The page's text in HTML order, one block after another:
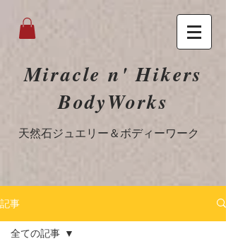
Miracle n' Hikers
BodyWorks
​天然石ジュエリー＆ボディーワーク
記事
全ての記事